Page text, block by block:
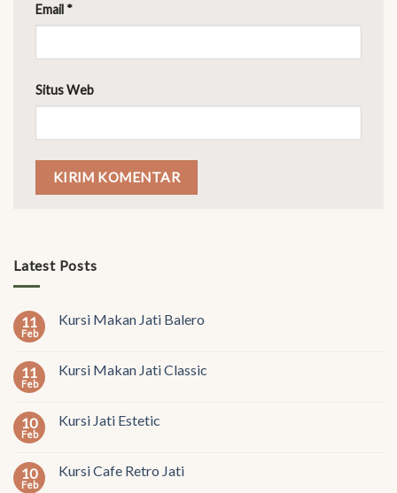
Email *
Situs Web
Latest Posts
11
Feb
Kursi Makan Jati Balero
11
Feb
Kursi Makan Jati Classic
10
Feb
Kursi Jati Estetic
10
Feb
Kursi Cafe Retro Jati